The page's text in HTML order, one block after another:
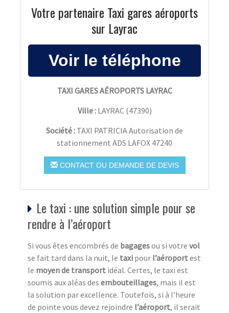
Votre partenaire Taxi gares aéroports
sur Layrac
TAXI GARES AÉROPORTS LAYRAC
Ville : LAYRAC(47390)
Société : TAXI PATRICIA Autorisation de
stationnement ADS LAFOX 47240
CONTACT OU DEMANDE DE DEVIS
Le taxi : une solution simple pour se
rendre à l’aéroport
Si vous êtes encombrés de bagagesou si votre vol
se fait tard dans la nuit, le taxi pour l’aéroportest
le moyen de transport idéal. Certes, le taxi est
soumis aux aléas des embouteillages, mais il est
la solution par excellence. Toutefois, si à l’heure
de pointe vous devez rejoindre l’aéroport, il serait